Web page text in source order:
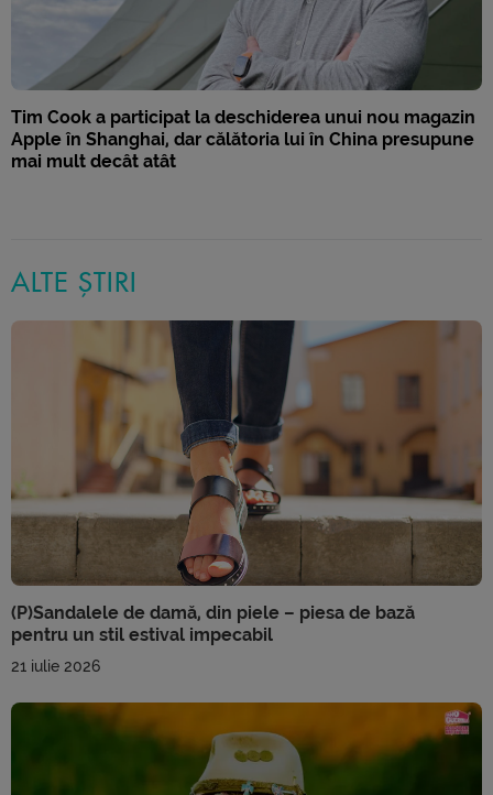
Tim Cook a participat la deschiderea unui nou magazin
Apple în Shanghai, dar călătoria lui în China presupune
mai mult decât atât
ALTE ȘTIRI
(P)Sandalele de damă, din piele – piesa de bază
pentru un stil estival impecabil
21 iulie 2026